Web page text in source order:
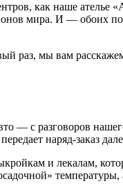
как наше
мира. И — обоих
раз, мы вам
— с разговоров
наряд-заказ
и лекалам,